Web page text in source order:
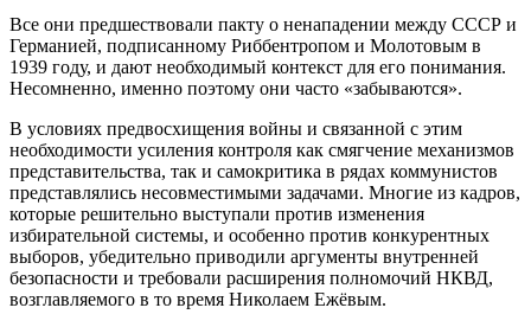
Все они предшествовали пакту о ненападении между СССР и
Германией, подписанному Риббентропом и Молотовым в
1939 году, и дают необходимый контекст для его понимания.
Несомненно, именно поэтому они часто «забываются».
В условиях предвосхищения войны и связанной с этим
необходимости усиления контроля как смягчение механизмов
представительства, так и самокритика в рядах коммунистов
представлялись несовместимыми задачами. Многие из кадров,
которые решительно выступали против изменения
избирательной системы, и особенно против конкурентных
выборов, убедительно приводили аргументы внутренней
безопасности и требовали расширения полномочий НКВД,
возглавляемого в то время Николаем Ежёвым.